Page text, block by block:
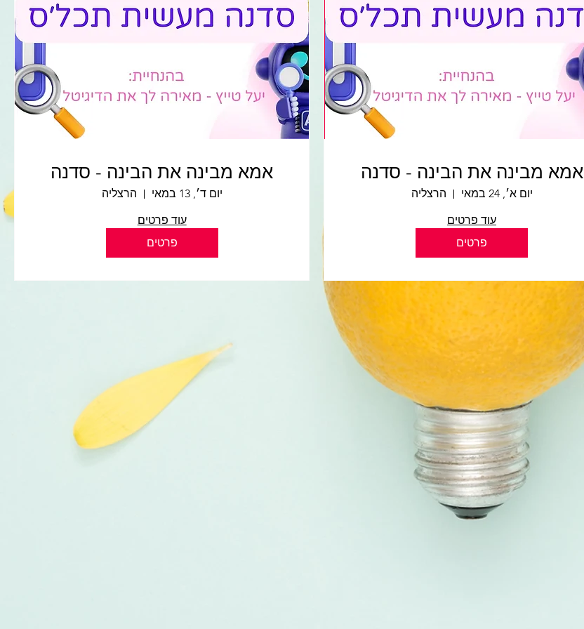
אמא מבינה את הבינה - סדנה
יום א׳, 24 במאי
הרצליה
עוד פרטים
פרטים
אמא מבינה את הבינה - סדנה
יום ד׳, 13 במאי
הרצליה
עוד פרטים
פרטים